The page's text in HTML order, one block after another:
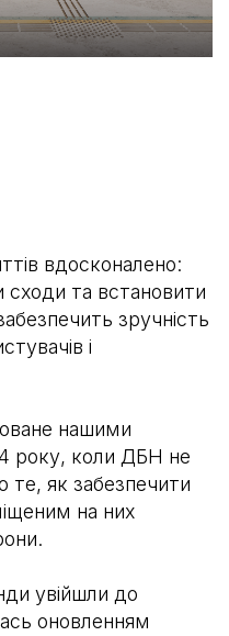
вдосконалено:
та встановити
зручність
і
нашими
року, коли ДБН не
те, як забезпечити
на них
увійшли до
оновленням